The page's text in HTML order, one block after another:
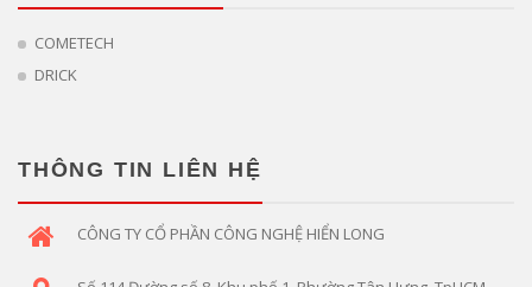
COMETECH
DRICK
THÔNG TIN LIÊN HỆ
CÔNG TY CỔ PHẦN CÔNG NGHỆ HIỂN LONG